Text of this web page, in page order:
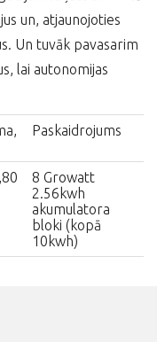
un, atjaunojoties
Un tuvāk pavasarim
lai autonomijas
Paskaidrojums
8 Growatt
2.56kwh
akumulatora
bloki (kopā
10kwh)